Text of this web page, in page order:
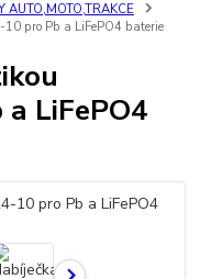
AUTO,MOTO,TRAKCE
pro Pb a LiFePO4 baterie
LiFePO4